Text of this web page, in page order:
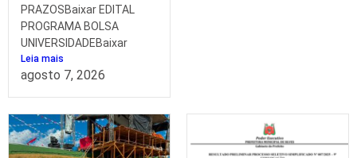
PRAZOSBaixar EDITAL
PROGRAMA BOLSA
UNIVERSIDADEBaixar
Leia mais
agosto 7, 2026